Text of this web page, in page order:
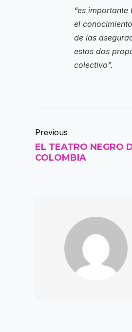
“es
el
de las
estos dos
colectivo”.
Previous
EL TEATRO NEGRO
COLOMBIA